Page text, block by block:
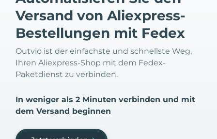
Versand von Aliexpress-
Bestellungen mit Fedex
Outvio ist der einfachste und schnellste Weg,
Ihren Aliexpress-Shop mit dem Fedex-
Paketdienst zu verbinden.
In weniger als 2 Minuten verbinden und mit
dem Versand beginnen